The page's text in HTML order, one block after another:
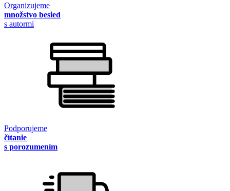
Organizujeme
množstvo besied
s autormi
Podporujeme
čítanie
s porozumením